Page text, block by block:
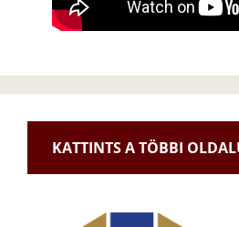
KATTINTS A TÖBBI